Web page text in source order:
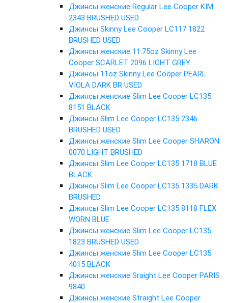
Джинсы женские Regular Lee Cooper KIM
2343 BRUSHED USED
Джинсы Skinny Lee Cooper LC117 1822
BRUSHED USED
Джинсы женские 11.75oz Skinny Lee
Cooper SCARLET 2096 LIGHT GREY
Джинсы 11oz Skinny Lee Cooper PEARL
VIOLA DARK BR USED
Джинсы женские Slim Lee Cooper LC135
8151 BLACK
Джинсы Slim Lee Cooper LC135 2346
BRUSHED USED
Джинсы женские Slim Lee Cooper SHARON
0070 LIGHT BRUSHED
Джинсы Slim Lee Cooper LC135 1718 BLUE
BLACK
Джинсы Slim Lee Cooper LC135 1335 DARK
BRUSHED
Джинсы Slim Lee Cooper LC135 8118 FLEX
WORN BLUE
Джинсы женские Slim Lee Cooper LC135
1823 BRUSHED USED
Джинсы женские Slim Lee Cooper LC135
4015 BLACK
Джинсы женские Sraight Lee Cooper PARIS
9840
Джинсы женские Straight Lee Cooper